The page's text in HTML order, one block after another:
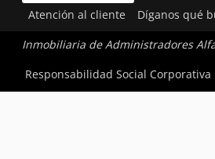
Atención al cliente Díganos qué
Inmobiliaria de Administradores
Responsabilidad Social Corporativa